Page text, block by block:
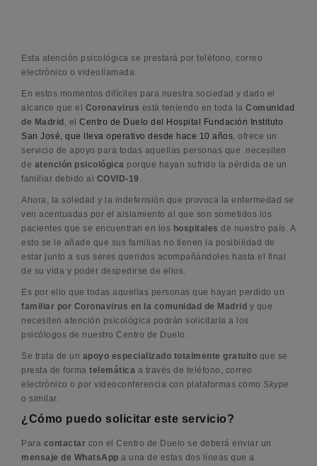
Esta atención psicológica se prestará por teléfono, correo
electrónico o videollamada.
En estos momentos difíciles para nuestra sociedad y dado el
alcance que el Coronavirus está teniendo en toda la Comunidad
de Madrid , el Centro de Duelo del Hospital Fundación Instituto
San José, que lleva operativo desde hace 10 años, ofrece un
servicio de apoyo para todas aquellas personas que necesiten
de atención psicológica porque hayan sufrido la pérdida de un
familiar debido al COVID-19 .
Ahora, la soledad y la indefensión que provoca la enfermedad se
ven acentuadas por el aislamiento al que son sometidos los
pacientes que se encuentran en los hospitales de nuestro país. A
esto se le añade que sus familias no tienen la posibilidad de
estar junto a sus seres queridos acompañándoles hasta el final
de su vida y poder despedirse de ellos.
Es por ello que todas aquellas personas que hayan perdido un
familiar por Coronavirus en la comunidad de Madrid y que
necesiten atención psicológica podrán solicitarla a los
psicólogos de nuestro Centro de Duelo.
Se trata de un apoyo especializado totalmente gratuito que se
presta de forma telemática a través de teléfono, correo
electrónico o por videoconferencia con plataformas como Skype
o similar.
¿Cómo puedo solicitar este servicio?
Para contactar con el Centro de Duelo se deberá enviar un
mensaje de WhatsApp a una de estas dos líneas que a